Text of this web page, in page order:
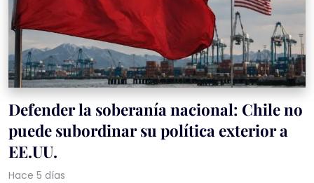
Defender la soberanía nacional: Chile no
puede subordinar su política exterior a
EE.UU.
Hace 5 días